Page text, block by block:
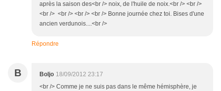
après la saison des<br /> noix, de l'huile de noix.<br /> <br />
<br /> <br /> <br /> <br /> Bonne journée chez toi. Bises d'une
ancien verdunois....<br />
Répondre
B Boljo 18/09/2012 23:17
<br /> Comme je ne suis pas dans le même hémisphère, je